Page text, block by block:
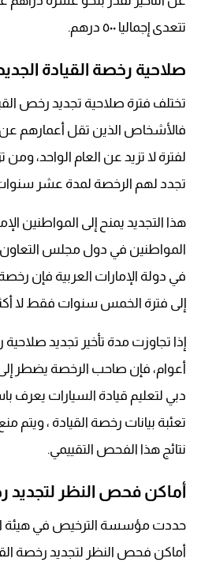
تتعدى إجماليا ٥٠٠ درهم.
صلاحية رخصة القيادة
تختلف فترة صلاحية تجديد رخص
تجدد لهم الرخصة لمدة عشر
هذا التجديد يمنح إلى المواطنين
المواطنين في دول مجلس التعاون
في دولة الإمارات العربية فإن
إلى فترة الخمس سنوات فقط لا
إذا تجاوزت مدة تأخير تجديد
أعوام، فإن صاحب الرخصة يضطر إلى
دبي لتعليم قيادة السيارات يعرف
تعئبة بيانات رخصة القيادة ، ويتم
نتائج هذا الفحص التقييمي.
أماكن فحص النظر لتجديد
حددت مؤسسة الترخيص في هيئة
أماكن فحص النظر لتجديد رخصة